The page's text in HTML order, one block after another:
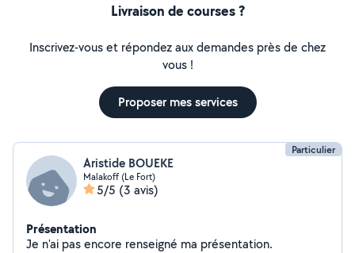
Livraison de courses ?
Inscrivez-vous et répondez aux demandes près de chez
vous !
Proposer mes services
Particulier
Aristide BOUEKE
Malakoff (Le Fort)
5/5 (3 avis)
Présentation
Je n'ai pas encore renseigné ma présentation.